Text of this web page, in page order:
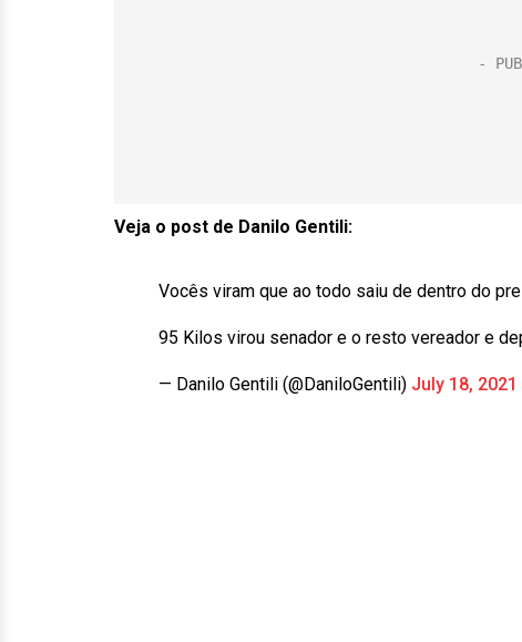
Veja o post de Danilo Gentili:
Vocês viram que ao todo saiu de dentro do
95 Kilos virou senador e o resto vereador e
— Danilo Gentili (@DaniloGentili) July 18, 2021